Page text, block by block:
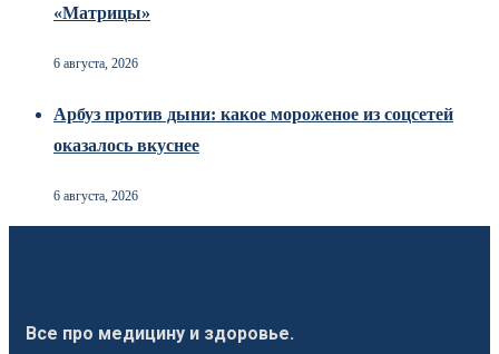
«Матрицы»
6 августа, 2026
Арбуз против дыни: какое мороженое из соцсетей
оказалось вкуснее
6 августа, 2026
Все про медицину и здоровье.